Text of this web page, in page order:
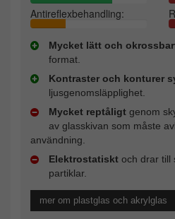
Antireflexbehandling:
Mycket lätt och
format.
Kontraster och konturer
ljusgenomsläpplighet.
Mycket reptåligt genom
av glasskivan som måste
användning.
Elektrostatiskt och drar till
partiklar.
mer om plastglas och akrylglas